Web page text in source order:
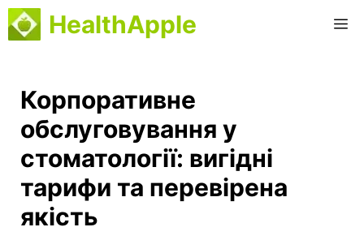
Перейти
до
HealthApple
Корпоративне
обслуговування у
стоматології: вигідні
тарифи та перевірена
якість